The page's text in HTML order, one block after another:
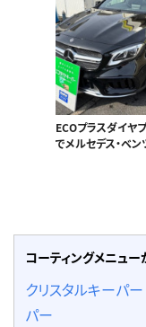
ECOプラスダイヤ
でメルセデス・ベ
コーティングメニュー
クリスタルキーパー
パー